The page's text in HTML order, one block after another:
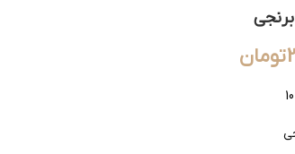
تومان